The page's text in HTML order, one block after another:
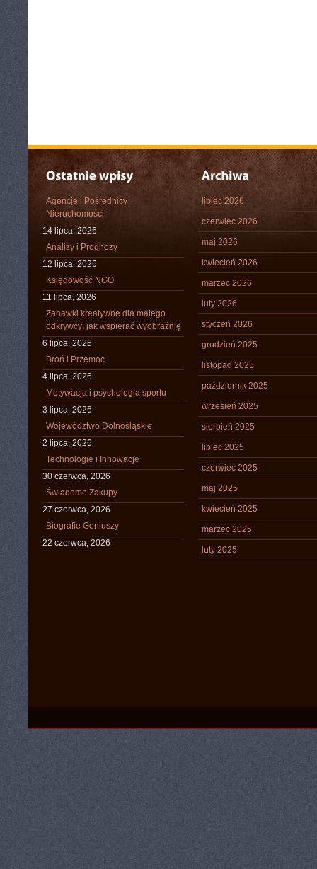
Agencje i Pośrednicy
Nieruchomości
14 lipca, 2026
Analizy i Prognozy
12 lipca, 2026
Księgowość NGO
11 lipca, 2026
Zabawki kreatywne dla małego
odkrywcy: jak wspierać wyobraźnię
6 lipca, 2026
Broń i Przemoc
4 lipca, 2026
Motywacja i psychologia sportu
3 lipca, 2026
Województwo Dolnośląskie
2 lipca, 2026
Technologie i Innowacje
30 czerwca, 2026
Świadome Zakupy
27 czerwca, 2026
Biografie Geniuszy
22 czerwca, 2026
lipiec 2026
czerwiec 2026
maj 2026
kwiecień 2026
marzec 2026
luty 2026
styczeń 2026
grudzień 2025
listopad 2025
październik 2025
wrzesień 2025
sierpień 2025
lipiec 2025
czerwiec 2025
maj 2025
kwiecień 2025
marzec 2025
luty 2025